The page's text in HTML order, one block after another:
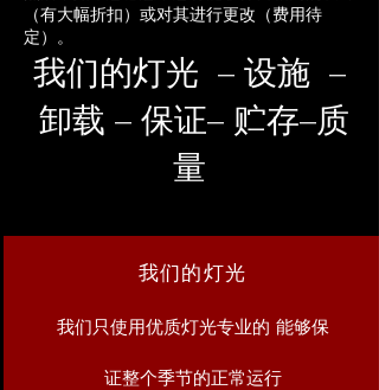
（有大幅折扣）或对其进行更改（费用待
定）。
我们的灯光 – 设施 –
卸载 – 保证– 贮存–质
量
我们的灯光
我们只使用优质灯光专业的 能够保
证整个季节的正常运行